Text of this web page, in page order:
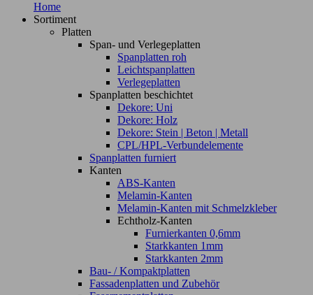
Home
Sortiment
Platten
Span- und Verlegeplatten
Spanplatten roh
Leichtspanplatten
Verlegeplatten
Spanplatten beschichtet
Dekore: Uni
Dekore: Holz
Dekore: Stein | Beton | Metall
CPL/HPL-Verbundelemente
Spanplatten furniert
Kanten
ABS-Kanten
Melamin-Kanten
Melamin-Kanten mit Schmelzkleber
Echtholz-Kanten
Furnierkanten 0,6mm
Starkkanten 1mm
Starkkanten 2mm
Bau- / Kompaktplatten
Fassadenplatten und Zubehör